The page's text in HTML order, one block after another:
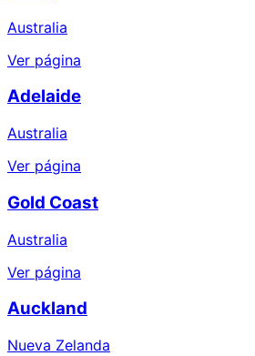
Australia
Ver página
Adelaide
Australia
Ver página
Gold Coast
Australia
Ver página
Auckland
Nueva Zelanda